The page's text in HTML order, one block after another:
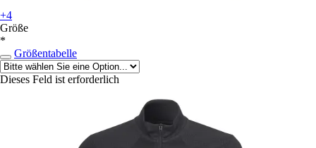
+4
Größe
*
Größentabelle
Dieses Feld ist erforderlich